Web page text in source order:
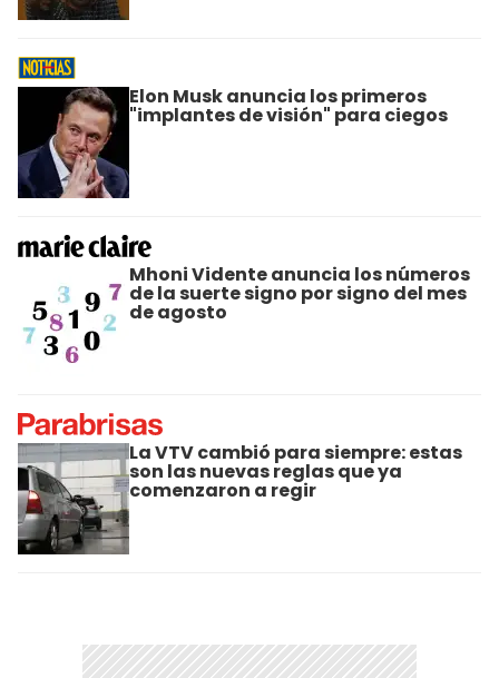
Elon Musk anuncia los primeros
"implantes de visión" para ciegos
Mhoni Vidente anuncia los números
de la suerte signo por signo del mes
de agosto
La VTV cambió para siempre: estas
son las nuevas reglas que ya
comenzaron a regir